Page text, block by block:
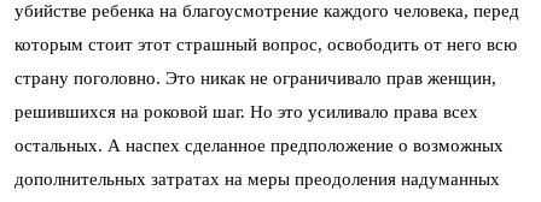
убийстве ребенка на благоусмотрение каждого человека, перед
которым стоит этот страшный вопрос, освободить от него всю
страну поголовно. Это никак не ограничивало прав женщин,
решившихся на роковой шаг. Но это усиливало права всех
остальных. А наспех сделанное предположение о возможных
дополнительных затратах на меры преодоления надуманных